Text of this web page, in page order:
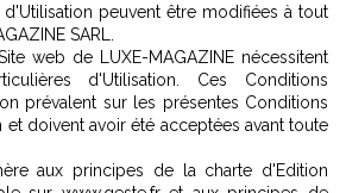
peuvent être modifiées à tout
SARL.
web de LUXE-MAGAZINE nécessitent
d'Utilisation. Ces Conditions
prévalent sur les présentes Conditions
et doivent avoir été acceptées avant toute
aux principes de la charte d'Edition